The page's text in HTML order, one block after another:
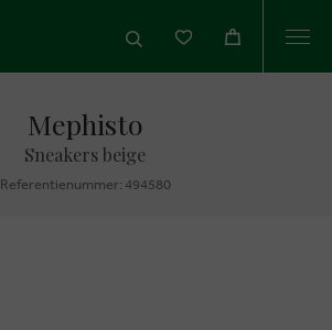
Mephisto
Sneakers beige
Referentienummer: 494580